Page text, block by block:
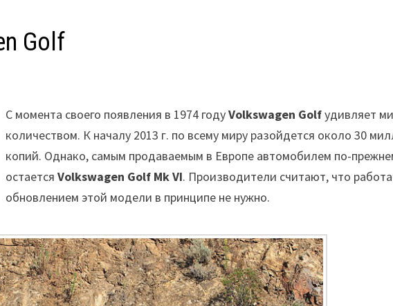
Golf
С момента своего появления в 1974 годуVolkswagen Golfудивляет
количеством. К началу 2013 г. по всему миру разойдется около 30
копий. Однако, самым продаваемым в Европе автомобилем по-
остаетсяVolkswagen Golf Mk VI. Производители считают, что
обновлением этой модели в принципе не нужно.